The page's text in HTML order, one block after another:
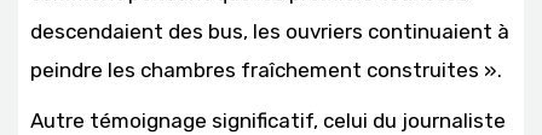
descendaient des bus, les ouvriers continuaient à
peindre les chambres fraîchement construites ».
Autre témoignage significatif, celui du journaliste